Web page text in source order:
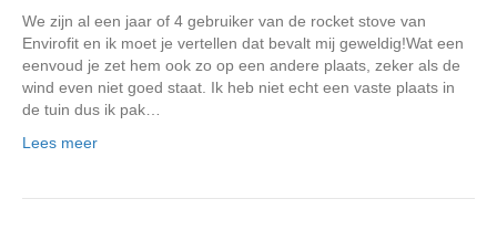
We zijn al een jaar of 4 gebruiker van de rocket stove van
Envirofit en ik moet je vertellen dat bevalt mij geweldig!Wat een
eenvoud je zet hem ook zo op een andere plaats, zeker als de
wind even niet goed staat. Ik heb niet echt een vaste plaats in
de tuin dus ik pak…
Lees meer